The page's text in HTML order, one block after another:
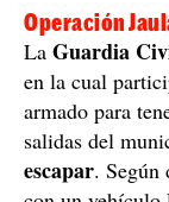
Operación
La Guardia
en la cual
armado para
salidas del
escapar. Según